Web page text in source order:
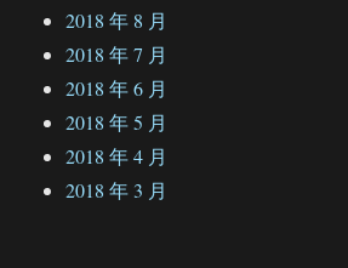
2018 年 8 月
2018 年 7 月
2018 年 6 月
2018 年 5 月
2018 年 4 月
2018 年 3 月